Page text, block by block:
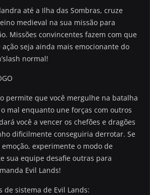
até a Ilha das Sombras, cruze
medieval na sua missão para
Missões convincentes fazem com que
seja ainda mais emocionante do
normal!
permite que você mergulhe na batalha
mal enquanto une forças com outros
você a vencer os chefões e dragões
dificilmente conseguiria derrotar. Se
experimente o modo de
sua equipe desafie outras para
Evil Lands!
de sistema de Evil Lands: